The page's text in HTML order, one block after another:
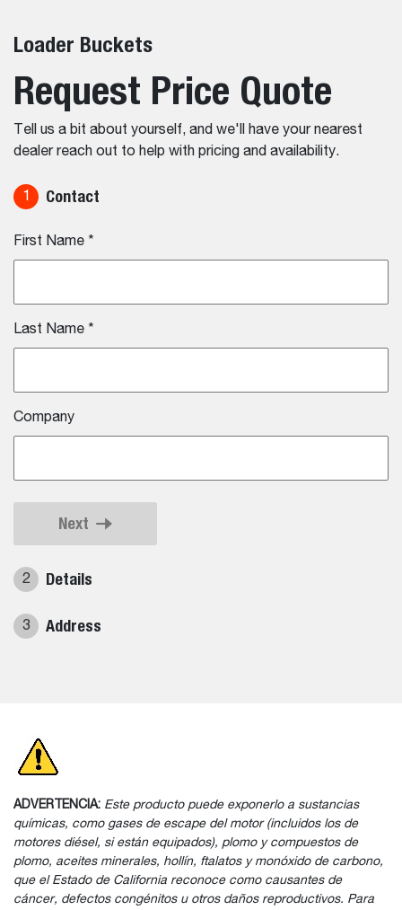
Loader Buckets
Request Price Quote
Tell us a bit about yourself, and we'll have your nearest
dealer reach out to help with pricing and availability.
1 Contact
First Name *
Last Name *
Company
Next
2 Details
3 Address
ADVERTENCIA: Este producto puede exponerlo a sustancias
químicas, como gases de escape del motor (incluidos los de
motores diésel, si están equipados), plomo y compuestos de
plomo, aceites minerales, hollín, ftalatos y monóxido de carbono,
que el Estado de California reconoce como causantes de
cáncer, defectos congénitos u otros daños reproductivos. Para